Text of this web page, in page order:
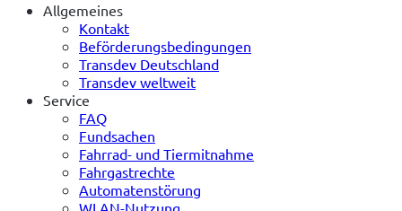
Allgemeines
Kontakt
Beförderungsbedingungen
Transdev Deutschland
Transdev weltweit
Service
FAQ
Fundsachen
Fahrrad- und Tiermitnahme
Fahrgastrechte
Automatenstörung